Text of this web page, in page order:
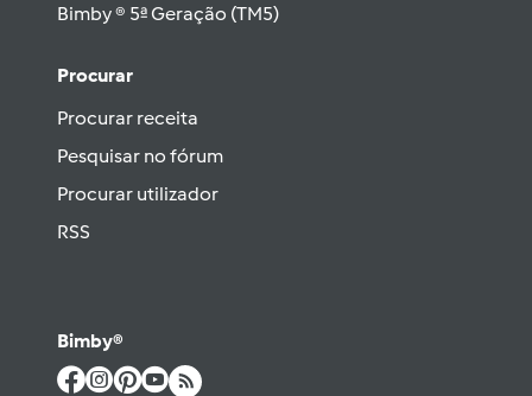
Bimby ® 5ª Geração (TM5)
Procurar
Procurar receita
Pesquisar no fórum
Procurar utilizador
RSS
Bimby®